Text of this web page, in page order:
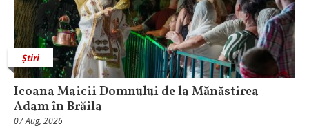
Știri
Icoana Maicii Domnului de la Mănăstirea
Adam în Brăila
07 Aug, 2026